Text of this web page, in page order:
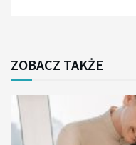
ZOBACZ TAKŻE